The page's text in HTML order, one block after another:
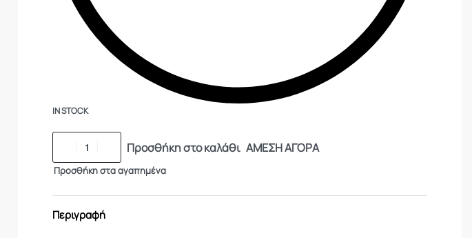
IN STOCK
Προσθήκη στο καλάθι ΑΜΕΣΗ ΑΓΟΡΑ
Προσθήκη στα αγαπημένα
Περιγραφή